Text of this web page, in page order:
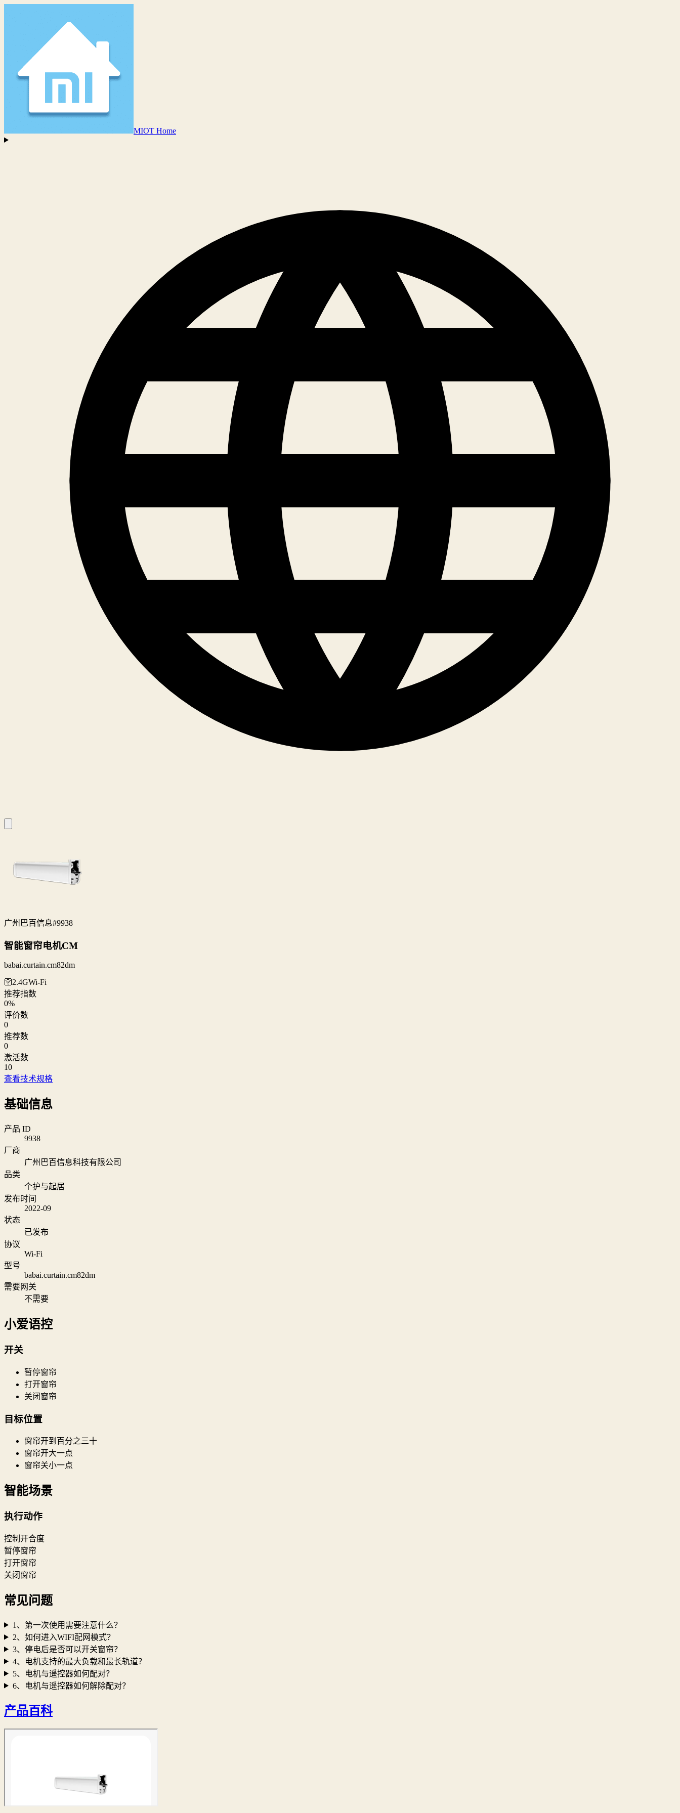
MIOT Home
广州巴百信息#9938
智能窗帘电机CM
babai.curtain.cm82dm
🛜2.4GWi‑Fi
推荐指数
0%
评价数
0
推荐数
0
激活数
10
查看技术规格
基础信息
产品 ID
9938
厂商
广州巴百信息科技有限公司
品类
个护与起居
发布时间
2022-09
状态
已发布
协议
Wi‑Fi
型号
babai.curtain.cm82dm
需要网关
不需要
小爱语控
开关
暂停窗帘
打开窗帘
关闭窗帘
目标位置
窗帘开到百分之三十
窗帘开大一点
窗帘关小一点
智能场景
执行动作
控制开合度
暂停窗帘
打开窗帘
关闭窗帘
常见问题
1、第一次使用需要注意什么？
2、如何进入WIFI配网模式？
3、停电后是否可以开关窗帘？
4、电机支持的最大负载和最长轨道？
5、电机与遥控器如何配对？
6、电机与遥控器如何解除配对？
产品百科